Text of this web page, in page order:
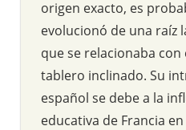
origen exacto, es
evolucionó de una raíz
que se relacionaba
tablero inclinado. Su
español se debe a la
educativa de Francia